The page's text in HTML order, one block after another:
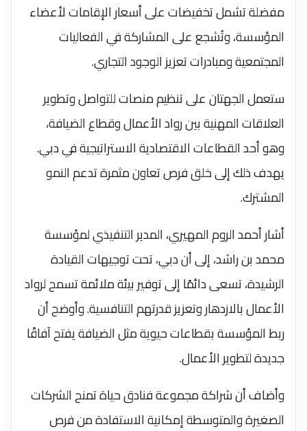
مفضلة تشمل تخفيضات على أسعار الإقامات لأعضاء
المؤسسة، وتُشجع على المشاركة في الفعاليات
المجتمعية ومبادرات تعزيز الوجود التجاري.
ستعمل الجهتان على تنظيم منصات للتواصل وتطوير
العلاقات المهنية بين رواد الأعمال وقطاع الضيافة،
وهو أحد القطاعات الاقتصادية الاستراتيجية في دبي.
يهدف ذلك إلى خلق فرص تعاون مثمرة تدعم النمو
المشترك.
أشار أحمد الروم المهيري، المدير التنفيذي لمؤسسة
محمد بن راشد، إلى أن دبي، تحت توجيهات القيادة
الرشيدة، تسعى دائمًا إلى توفير بيئة ملائمة تسمح لرواد
الأعمال بالازدهار وتعزيز قدرتهم التنافسية. وأوضح أن
ربط المؤسسة بقطاعات حيوية مثل الضيافة يفتح آفاقًا
جديدة لتطوير الأعمال.
وأضاف أن شراكة مجموعة فنادق حياة تمنح الشركات
الصغيرة والمتوسطة إمكانية الاستفادة من فرص